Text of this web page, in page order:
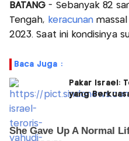
BATANG- Sebanyak 82
Tengah, keracunan
2023. Saat ini kondisinya
Baca Juga :
Pakar Israel:
yang